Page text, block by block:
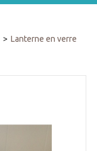
> Lanterne en verre